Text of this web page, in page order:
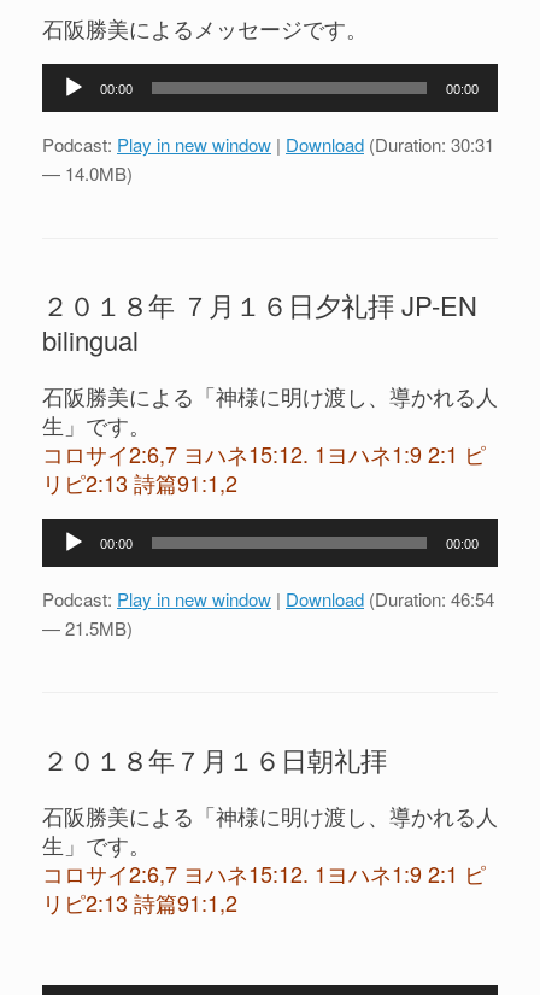
石阪勝美によるメッセージです。
プ
00:00 00:00
Podcast: Play in new window | Download (Duration: 30:31
— 14.0MB)
２０１８年 ７月１６日夕礼拝 JP-EN
bilingual
石阪勝美による「神様に明け渡し、導かれる人
生」です。
コロサイ2:6,7 ヨハネ15:12. 1ヨハネ1:9 2:1 ピ
リピ2:13 詩篇91:1,2
プ
00:00 00:00
Podcast: Play in new window | Download (Duration: 46:54
— 21.5MB)
２０１８年７月１６日朝礼拝
石阪勝美による「神様に明け渡し、導かれる人
生」です。
コロサイ2:6,7 ヨハネ15:12. 1ヨハネ1:9 2:1 ピ
リピ2:13 詩篇91:1,2